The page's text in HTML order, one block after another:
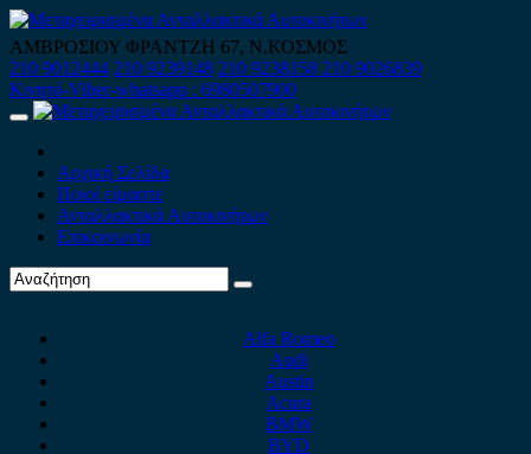
Skip
to
content
ΑΜΒΡΟΣΙΟΥ ΦΡΑΝΤΖΗ 67, Ν.ΚΟΣΜΟΣ
210 9012444 210 9239148 210 9238158 210 9026839
Κινητό-Viber-whatsapp : 6980507900
Primary
Αρχική Σελίδα
Ποιοί είμαστε
Ανταλλακτικά Αυτοκινήτων
Επικοινωνία
Alfa Romeo
Audi
Austin
Acura
BMW
BYD